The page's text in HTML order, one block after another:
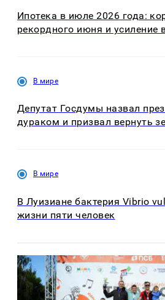
Ипотека в июле 2026 года:
рекордного июня и усиление
В мире
Депутат Госдумы назвал
дураком и призвал вернуть
В мире
В Луизиане бактерия Vibrio
жизни пяти человек